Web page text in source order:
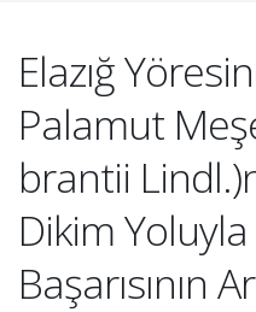
Elazığ
Palamut
brantii
Dikim
Başarısının